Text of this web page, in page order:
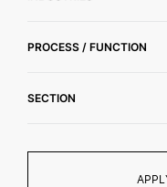
PROCESS / FUNCTION
SECTION